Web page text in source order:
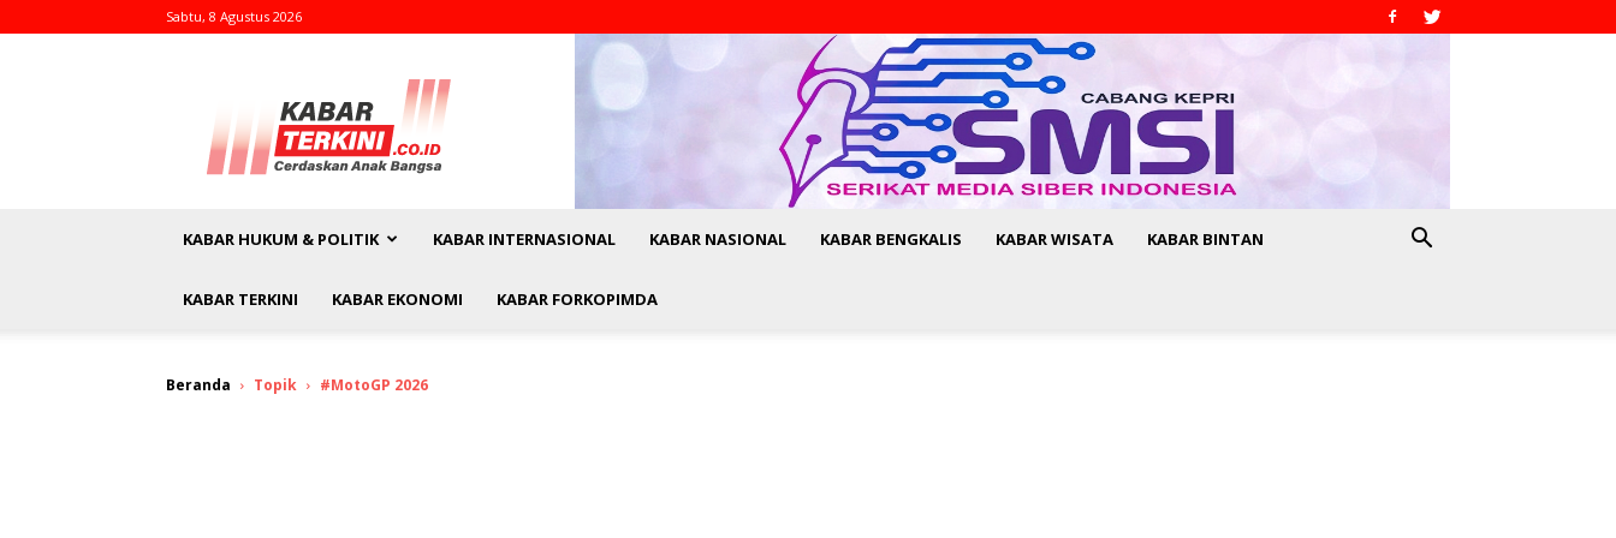
Sabtu, 8 Agustus 2026
kabarterkini.co.id
KABAR HUKUM & POLITIK KABAR INTERNASIONAL KABAR NASIONAL KABAR BENGKALIS KABAR WISATA KABAR BINTAN
KABAR TERKINI KABAR EKONOMI KABAR FORKOPIMDA
Beranda Topik #MotoGP 2026